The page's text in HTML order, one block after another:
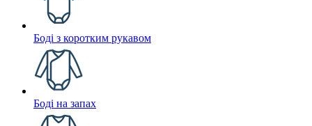
Боді з коротким рукавом
Боді на запах